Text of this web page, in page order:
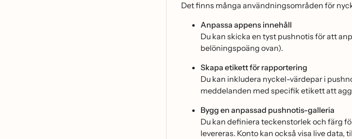
Det finns många användningsområden för
Anpassa appens innehåll
Du kan skicka en tyst pushnotis för att
belöningspoäng ovan).
Skapa etikett för rapportering
Du kan inkludera nyckel-värdepar i
meddelanden med specifik etikett att
Bygg en anpassad pushnotis-galleria
Du kan definiera teckenstorlek och färg
levereras. Konto kan också visa live